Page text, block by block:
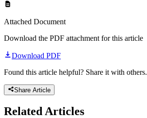
Attached Document
Download the PDF attachment for this article
Download PDF
Found this article helpful? Share it with others.
Share Article
Related Articles